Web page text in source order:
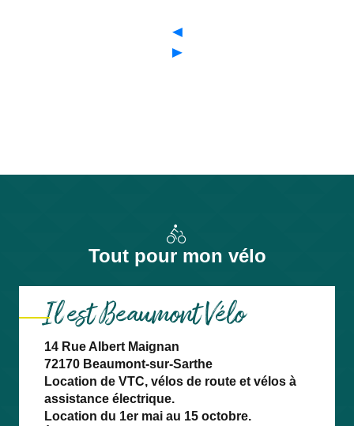
Tout pour mon vélo
Il est Beaumont Vélo
14 Rue Albert Maignan
72170 Beaumont-sur-Sarthe
Location de VTC, vélos de route et vélos à
assistance électrique.
Location du 1er mai au 15 octobre.